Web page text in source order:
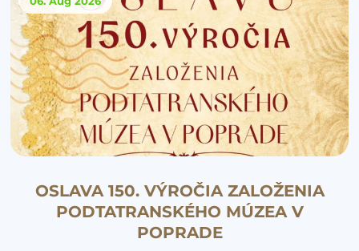
OSLAVA 150. VÝROČIA ZALOŽENIA
PODTATRANSKÉHO MÚZEA V
POPRADE